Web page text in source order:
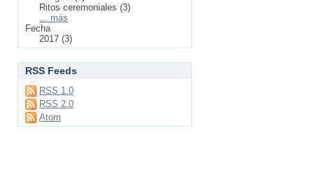
Ritos ceremoniales (3)
... más
Fecha
2017 (3)
RSS Feeds
RSS 1.0
RSS 2.0
Atom